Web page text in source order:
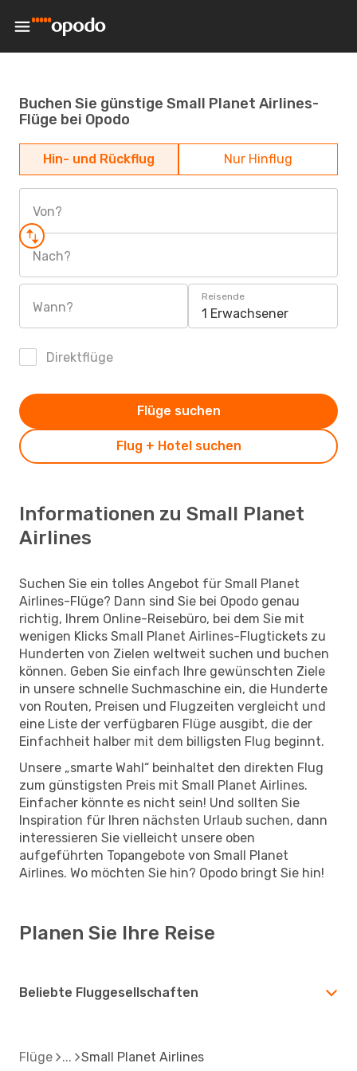
Buchen Sie günstige Small Planet Airlines-
Flüge bei Opodo
Hin- und Rückflug Nur Hinflug
Von?
Nach?
Wann?
Reisende
1 Erwachsener
Direktflüge
Flug + Hotel suchen
Flüge suchen
Informationen zu Small Planet
Airlines
Suchen Sie ein tolles Angebot für Small Planet
Airlines-Flüge? Dann sind Sie bei Opodo genau
richtig, Ihrem Online-Reisebüro, bei dem Sie mit
wenigen Klicks Small Planet Airlines-Flugtickets zu
Hunderten von Zielen weltweit suchen und buchen
können. Geben Sie einfach Ihre gewünschten Ziele
in unsere schnelle Suchmaschine ein, die Hunderte
von Routen, Preisen und Flugzeiten vergleicht und
eine Liste der verfügbaren Flüge ausgibt, die der
Einfachheit halber mit dem billigsten Flug beginnt.
Unsere „smarte Wahl“ beinhaltet den direkten Flug
zum günstigsten Preis mit Small Planet Airlines.
Einfacher könnte es nicht sein! Und sollten Sie
Inspiration für Ihren nächsten Urlaub suchen, dann
interessieren Sie vielleicht unsere oben
aufgeführten Topangebote von Small Planet
Airlines. Wo möchten Sie hin? Opodo bringt Sie hin!
Planen Sie Ihre Reise
Beliebte Fluggesellschaften
Flüge Small Planet Airlines